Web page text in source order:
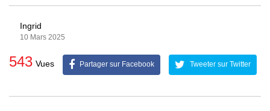
Ingrid
10 Mars 2025
543 Vues Partager sur Facebook Tweeter sur Twitter